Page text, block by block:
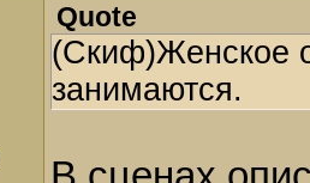
Quote
(Скиф)Женское
занимаются.